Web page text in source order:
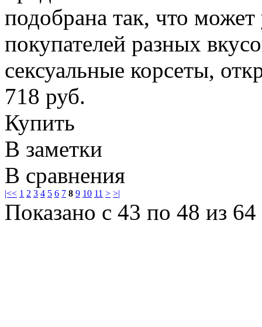
подобрана так, что
покупателей разных
сексуальные корсеты,
718 руб.
Купить
В заметки
В сравнения
|<< 1 2 3 4 5 6 7 8 9 10 11 > >|
Показано с 43 по 48 из